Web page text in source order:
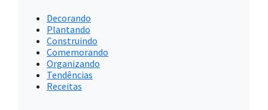
Decorando
Plantando
Construindo
Comemorando
Organizando
Tendências
Receitas